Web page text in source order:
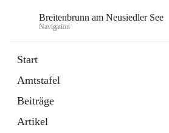
Breitenbrunn am Neusiedler See
Navigation
Start
Amtstafel
Beiträge
Artikel
18 Schnellzugriffe
Gemeindeservice